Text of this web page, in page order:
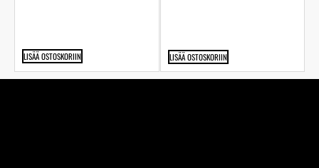
LISÄÄ OSTOSKORIIN LISÄÄ OSTOSKORIIN